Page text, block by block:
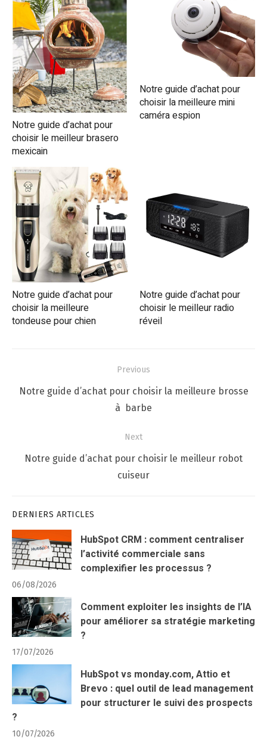
Notre guide d’achat pour
choisir le meilleur brasero
mexicain
Notre guide d’achat pour
choisir la meilleure mini
caméra espion
Notre guide d’achat pour
choisir la meilleure
tondeuse pour chien
Notre guide d’achat pour
choisir le meilleur radio
réveil
de
Previous
Previous
Notre guide d’achat pour choisir la meilleure brosse
à barbe
Next
Next
Notre guide d’achat pour choisir le meilleur robot
cuiseur
DERNIERS ARTICLES
HubSpot CRM : comment centraliser
l’activité commerciale sans
complexifier les processus ?
06/08/2026
Comment exploiter les insights de l’IA
pour améliorer sa stratégie marketing
?
17/07/2026
HubSpot vs monday.com, Attio et
Brevo : quel outil de lead management
pour structurer le suivi des prospects
?
10/07/2026